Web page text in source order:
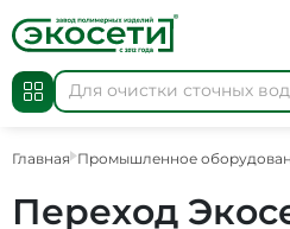
Главная Промышленное
Переход